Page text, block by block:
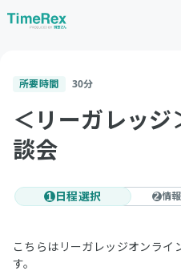
所要時間 30分
＜リーガレッ
談会
1 日程選択 2情
こちらはリーガレッジオンライ
す。